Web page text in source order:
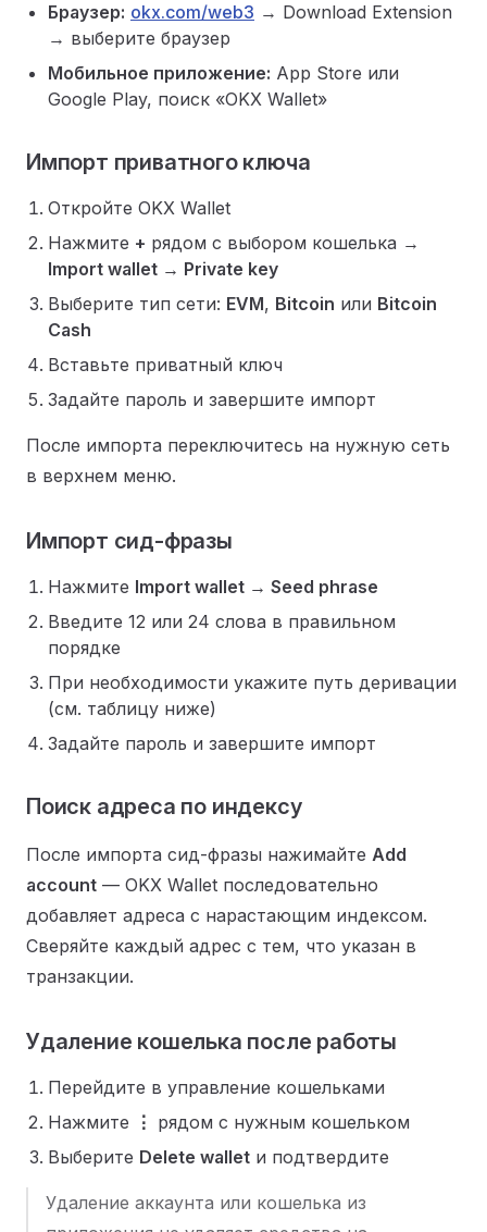
Браузер: okx.com/web3 → Download Extension
→ выберите браузер
Мобильное приложение: App Store или
Google Play, поиск «OKX Wallet»
Импорт приватного ключа
Откройте OKX Wallet
Нажмите + рядом с выбором кошелька →
Import wallet → Private key
Выберите тип сети: EVM, Bitcoin или Bitcoin
Cash
Вставьте приватный ключ
Задайте пароль и завершите импорт
После импорта переключитесь на нужную сеть
в верхнем меню.
Импорт сид-фразы
Нажмите Import wallet → Seed phrase
Введите 12 или 24 слова в правильном
порядке
При необходимости укажите путь деривации
(см. таблицу ниже)
Задайте пароль и завершите импорт
Поиск адреса по индексу
После импорта сид-фразы нажимайте Add
account — OKX Wallet последовательно
добавляет адреса с нарастающим индексом.
Сверяйте каждый адрес с тем, что указан в
транзакции.
Удаление кошелька после работы
Перейдите в управление кошельками
Нажмите
⋮ рядом с нужным кошельком
Выберите Delete wallet и подтвердите
Удаление аккаунта или кошелька из